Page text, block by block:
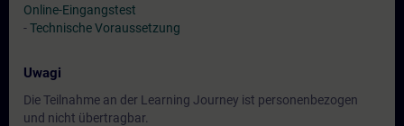
Online-Eingangstest
-Technische Voraussetzung
Uwagi
Die Teilnahme an der Learning Journey ist personenbezogen
und nicht übertragbar.